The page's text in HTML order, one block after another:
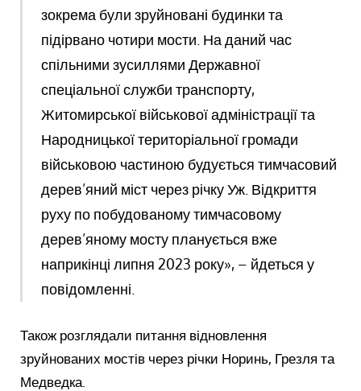
зокрема були зруйновані будинки та
підірвано чотири мости. На даний час
спільними зусиллями Державної
спеціальної служби транспорту,
Житомирської військової адміністрації та
Народницької територіальної громади
військовою частиною будується тимчасовий
дерев’яний міст через річку Уж. Відкриття
руху по побудованому тимчасовому
дерев’яному мосту планується вже
наприкінці липня 2023 року», – йдеться у
повідомленні.
Також розглядали питання відновлення
зруйнованих мостів через річки Норинь, Грезля та
Медведка.